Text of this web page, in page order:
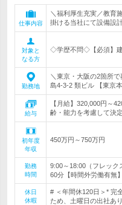
仕事内容
＼福利厚生充実／教育
掛ける当社にて設備設
対象と
なる方
◇学歴不問◇【必須】
勤務地
＼東京・大阪の2箇所
島4-3-2 類ビル 【東京
給与
【月給】320,000円～
齢・能力を考慮して決
初年度
年収
450万円～750万円
勤務
時間
9:00～18:00（フレック
60分【時間外労働有無
休日
休暇
# ＜年間休120日＞* 完
ため、土曜日の出社あ